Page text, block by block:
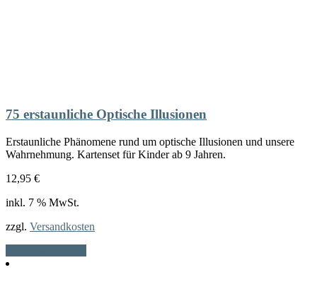
75 erstaunliche Optische Illusionen
Erstaunliche Phänomene rund um optische Illusionen und unsere
Wahrnehmung. Kartenset für Kinder ab 9 Jahren.
12,95 €
inkl. 7 % MwSt.
zzgl. Versandkosten